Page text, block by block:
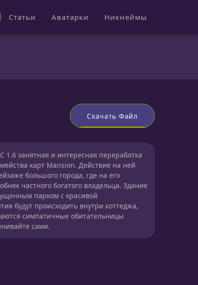
Статьи Аватарки Никнеймы
Скачать Файл
1.6 занятная и интересная переработка
карт Mansion. Действие на ней
большого города, где на его
частного богатого владельца. Здание
парком с красивой
будут происходить внутри коттеджа,
симпатичные обитательницы
сами.